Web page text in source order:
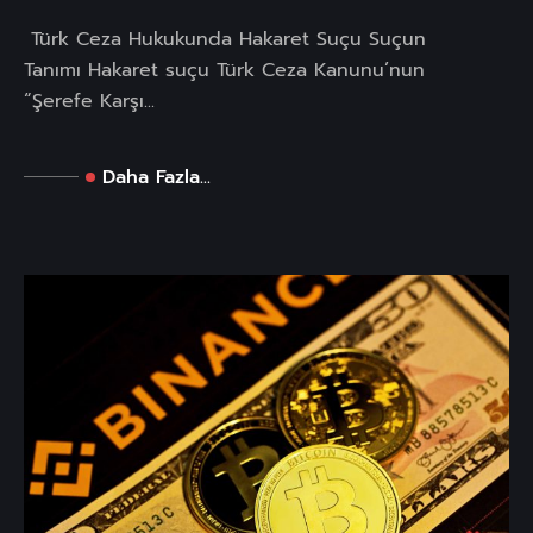
Türk Ceza Hukukunda Hakaret Suçu Suçun
Tanımı Hakaret suçu Türk Ceza Kanunu’nun
“Şerefe Karşı...
Daha Fazla...